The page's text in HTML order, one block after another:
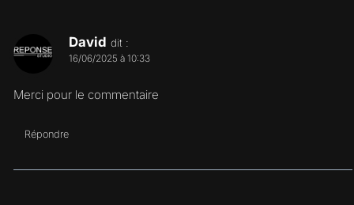
David dit :
16/06/2025 à 10:33
Merci pour le commentaire
Répondre